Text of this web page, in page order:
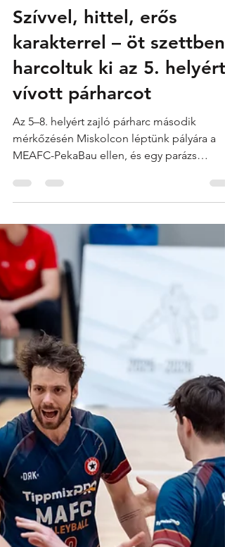
MAFC Volleyball
Apr 19
3 min read
Szívvel, hittel, erős
harcoltuk ki az 5. helyért
vívott párharcot
Az 5–8. helyért zajló párharc második
mérkőzésén Miskolcon léptünk pályára a
MEAFC-PekaBau ellen, és egy parázs
hangulatú, fordulatokkal teli találkozón 3:2-
es győzelmet arattunk , amivel lezártuk a
párharcot. Nem a legszebb játékunk volt
egyértelműen az egyik legnagyobb
mutató. 1. szett – Fokozatos
visszakapaszkodás, higgadt végjáték (25–27)
A hazaiak nagy lendülettel kezdtek, gyorsan
elléptek (5–1), mi pedig kerestük a ritmust,
több hibával játszottunk (8–4).